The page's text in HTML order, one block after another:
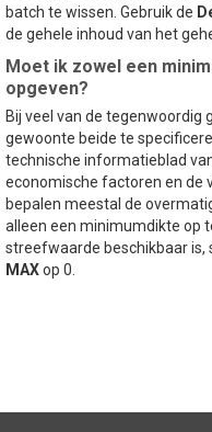
batch te wissen. Gebruik de
de gehele inhoud van het
Moet ik zowel een
opgeven?
Bij veel van de tegenwoordig
gewoonte beide te
technische informatieblad
economische factoren en de
bepalen meestal de
alleen een minimumdikte op
streefwaarde beschikbaar is,
MAXop 0.